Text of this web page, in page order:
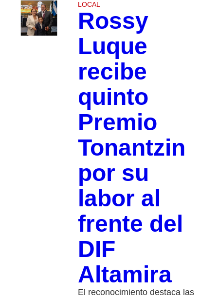
LOCAL
Rossy
Luque
recibe
quinto
Premio
Tonantzin
por su
labor al
frente del
DIF
Altamira
El reconocimiento destaca las